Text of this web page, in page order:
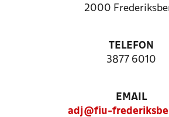
2000
TELEFON
3877 6010
EMAIL
adj@fiu-